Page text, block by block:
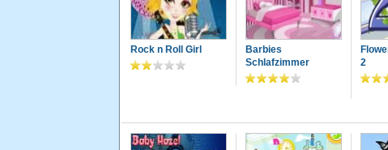
Rock n Roll Girl
Barbies
Schlafzimmer
2